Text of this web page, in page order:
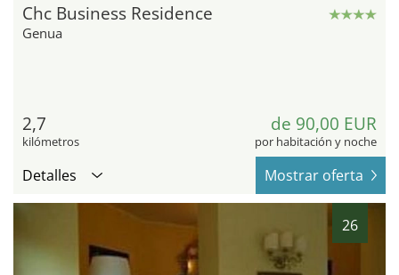
Chc Business Residence
Genua
2,7
kilómetros
de 90,00 EUR
por habitación y noche
Detalles Mostrar oferta
26